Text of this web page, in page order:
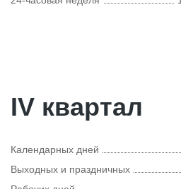
IV квартал
Календарных дней
Выходных и праздничных